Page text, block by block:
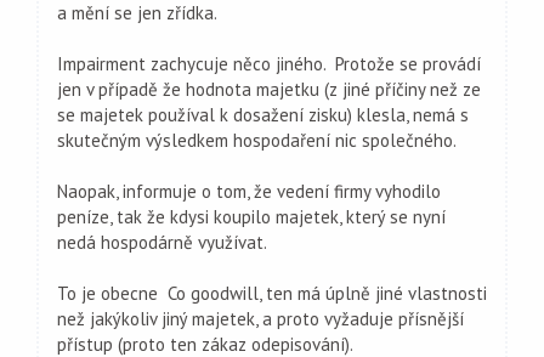
a mění se jen zřídka.
Impairment zachycuje něco jiného. Protože se provádí
jen v případě že hodnota majetku (z jiné příčiny než ze
se majetek používal k dosažení zisku) klesla, nemá s
skutečným výsledkem hospodaření nic společného.
Naopak, informuje o tom, že vedení firmy vyhodilo
peníze, tak že kdysi koupilo majetek, který se nyní
nedá hospodárně využívat.
To je obecne Co goodwill, ten má úplně jiné vlastnosti
než jakýkoliv jiný majetek, a proto vyžaduje přísnější
přístup (proto ten zákaz odepisování).